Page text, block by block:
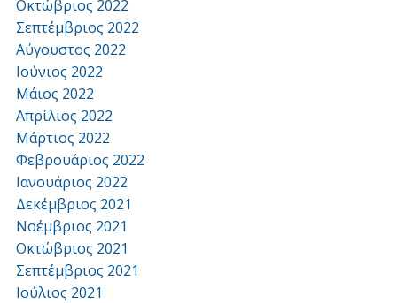
Οκτώβριος 2022
Σεπτέμβριος 2022
Αύγουστος 2022
Ιούνιος 2022
Μάιος 2022
Απρίλιος 2022
Μάρτιος 2022
Φεβρουάριος 2022
Ιανουάριος 2022
Δεκέμβριος 2021
Νοέμβριος 2021
Οκτώβριος 2021
Σεπτέμβριος 2021
Ιούλιος 2021